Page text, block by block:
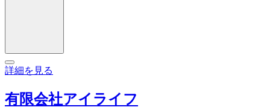
詳細を見る
有限会社アイライフ